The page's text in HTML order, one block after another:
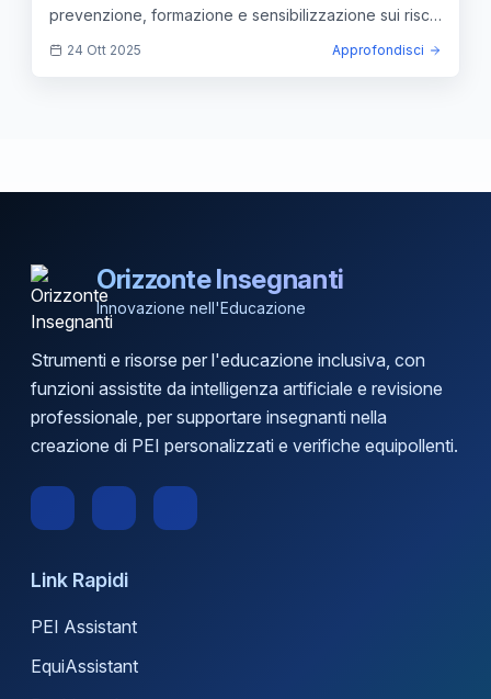
prevenzione, formazione e sensibilizzazione sui rischi
digitali.
24 Ott 2025 Approfondisci
Orizzonte Insegnanti
Innovazione nell'Educazione
Strumenti e risorse per l'educazione inclusiva, con
funzioni assistite da intelligenza artificiale e revisione
professionale, per supportare insegnanti nella
creazione di PEI personalizzati e verifiche equipollenti.
Link Rapidi
PEI Assistant
EquiAssistant